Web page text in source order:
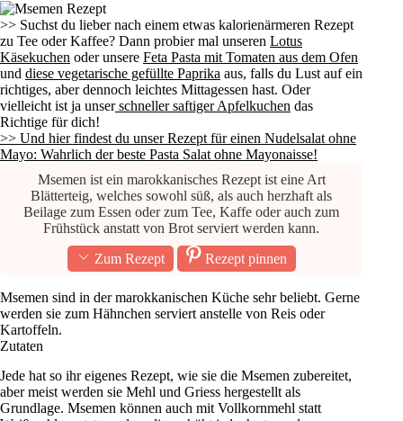
>> Suchst du lieber nach einem etwas kalorienärmeren Rezept
zu Tee oder Kaffee? Dann probier mal unseren Lotus
Käsekuchen oder unsere Feta Pasta mit Tomaten aus dem Ofen
und diese vegetarische gefüllte Paprika aus, falls du Lust auf ein
richtiges, aber dennoch leichtes Mittagessen hast. Oder
vielleicht ist ja unserschneller saftiger Apfelkuchen das
Richtige für dich!
>> Und hier findest du unser Rezept für einen Nudelsalat ohne
Mayo: Wahrlich der beste Pasta Salat ohne Mayonaisse!
Msemen ist ein marokkanisches Rezept ist eine Art
Blätterteig, welches sowohl süß, als auch herzhaft als
Beilage zum Essen oder zum Tee, Kaffe oder auch zum
Frühstück anstatt von Brot serviert werden kann.
Zum Rezept
Rezept pinnen
Msemen sind in der marokkanischen Küche sehr beliebt. Gerne
werden sie zum Hähnchen serviert anstelle von Reis oder
Kartoffeln.
Zutaten
Jede hat so ihr eigenes Rezept, wie sie die Msemen zubereitet,
aber meist werden sie Mehl und Griess hergestellt als
Grundlage. Msemen können auch mit Vollkornmehl statt